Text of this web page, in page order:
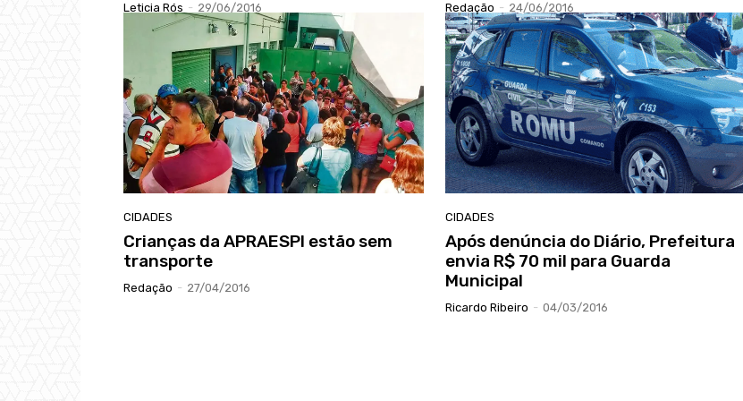
Leticia Rós - 29/06/2016 Redação - 24/06/2016
CIDADES
Crianças da APRAESPI estão sem
transporte
Redação - 27/04/2016
CIDADES
Após denúncia do Diário, Prefeitura
envia R$ 70 mil para Guarda
Municipal
Ricardo Ribeiro - 04/03/2016